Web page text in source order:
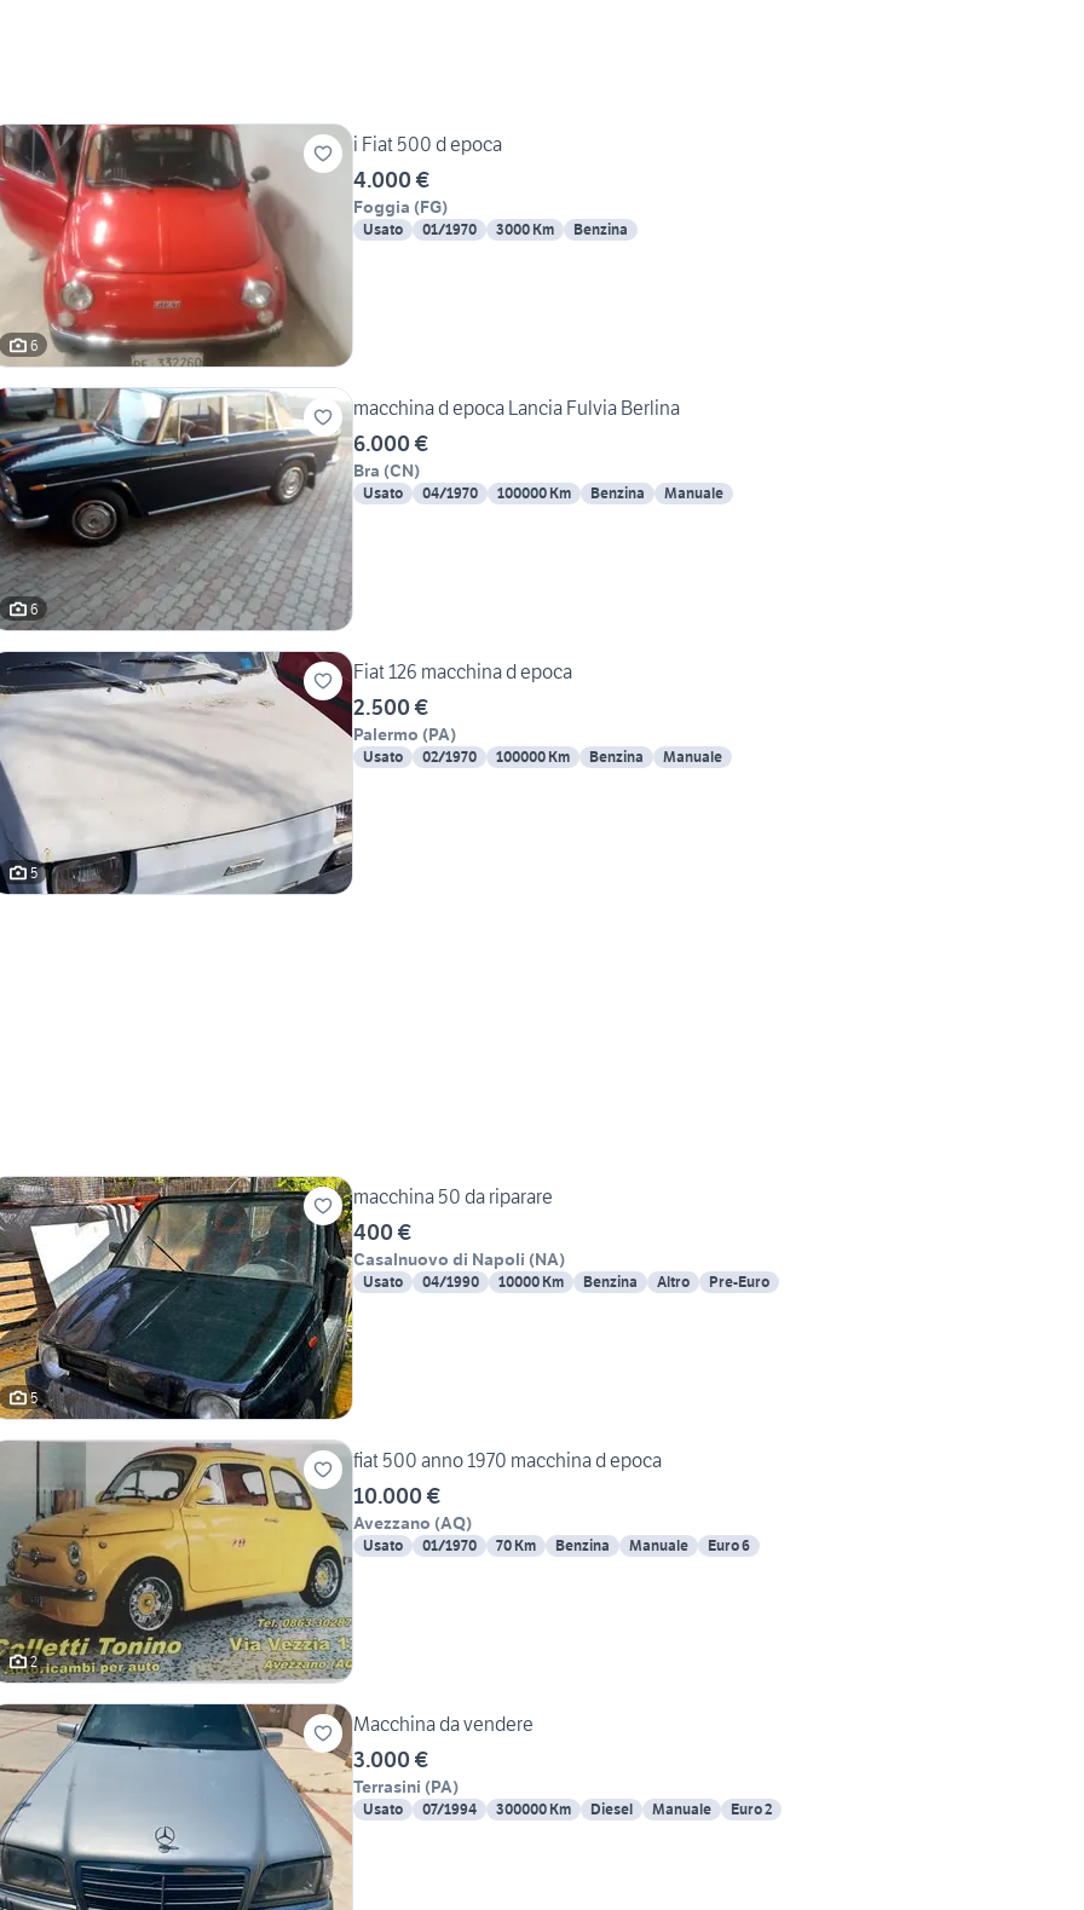
6
i Fiat 500 d epoca
4.000 €
Foggia (FG)
Usato 01/1970 3000 Km Benzina
6
macchina d epoca Lancia Fulvia Berlina
6.000 €
Bra (CN)
Usato 04/1970 100000 Km Benzina Manuale
5
Fiat 126 macchina d epoca
2.500 €
Palermo (PA)
Usato 02/1970 100000 Km Benzina Manuale
5
macchina 50 da riparare
400 €
Casalnuovo di Napoli (NA)
Usato 04/1990 10000 Km Benzina Altro Pre-Euro
2
fiat 500 anno 1970 macchina d epoca
10.000 €
Avezzano (AQ)
Usato 01/1970 70 Km Benzina Manuale Euro 6
Macchina da vendere
3.000 €
Terrasini (PA)
Usato 07/1994 300000 Km Diesel Manuale Euro 2